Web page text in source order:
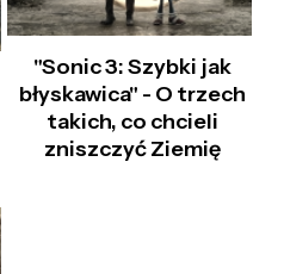
"Sonic 3: Szybki jak
błyskawica" - O trzech
takich, co chcieli
zniszczyć Ziemię